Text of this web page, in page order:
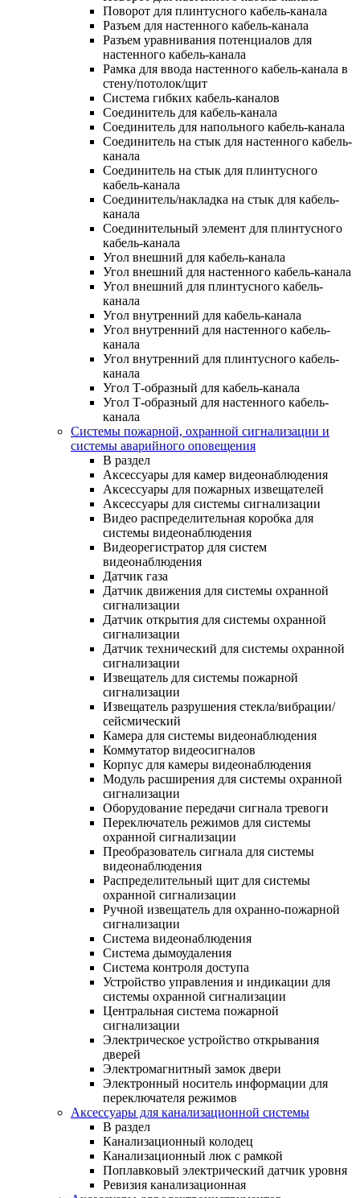
Поворот для плинтусного кабель-канала
Разъем для настенного кабель-канала
Разъем уравнивания потенциалов для
настенного кабель-канала
Рамка для ввода настенного кабель-канала в
стену/потолок/щит
Система гибких кабель-каналов
Соединитель для кабель-канала
Соединитель для напольного кабель-канала
Соединитель на стык для настенного кабель-
канала
Соединитель на стык для плинтусного
кабель-канала
Соединитель/накладка на стык для кабель-
канала
Соединительный элемент для плинтусного
кабель-канала
Угол внешний для кабель-канала
Угол внешний для настенного кабель-канала
Угол внешний для плинтусного кабель-
канала
Угол внутренний для кабель-канала
Угол внутренний для настенного кабель-
канала
Угол внутренний для плинтусного кабель-
канала
Угол Т-образный для кабель-канала
Угол Т-образный для настенного кабель-
канала
Системы пожарной, охранной сигнализации и
системы аварийного оповещения
В раздел
Аксессуары для камер видеонаблюдения
Аксессуары для пожарных извещателей
Аксессуары для системы сигнализации
Видео распределительная коробка для
системы видеонаблюдения
Видеорегистратор для систем
видеонаблюдения
Датчик газа
Датчик движения для системы охранной
сигнализации
Датчик открытия для системы охранной
сигнализации
Датчик технический для системы охранной
сигнализации
Извещатель для системы пожарной
сигнализации
Извещатель разрушения стекла/вибрации/
сейсмический
Камера для системы видеонаблюдения
Коммутатор видеосигналов
Корпус для камеры видеонаблюдения
Модуль расширения для системы охранной
сигнализации
Оборудование передачи сигнала тревоги
Переключатель режимов для системы
охранной сигнализации
Преобразователь сигнала для системы
видеонаблюдения
Распределительный щит для системы
охранной сигнализации
Ручной извещатель для охранно-пожарной
сигнализации
Система видеонаблюдения
Система дымоудаления
Система контроля доступа
Устройство управления и индикации для
системы охранной сигнализации
Центральная система пожарной
сигнализации
Электрическое устройство открывания
дверей
Электромагнитный замок двери
Электронный носитель информации для
переключателя режимов
Аксессуары для канализационной системы
В раздел
Канализационный колодец
Канализационный люк с рамкой
Поплавковый электрический датчик уровня
Ревизия канализационная